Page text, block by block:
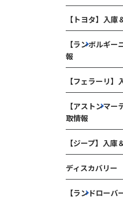
【トヨタ】入庫
【ランボルギ
報
【フェラーリ
【アストンマー
取情報
【ジープ】入庫
ディスカバリー
【ランドロー